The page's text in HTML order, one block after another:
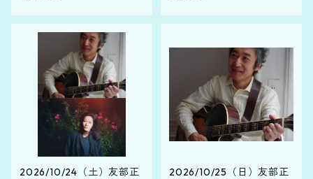
2026/10/24（土）友部正
2026/10/25（日）友部正